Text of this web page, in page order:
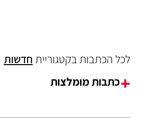
לכל הכתבות בקטגוריית חדשות
כתבות מומלצות